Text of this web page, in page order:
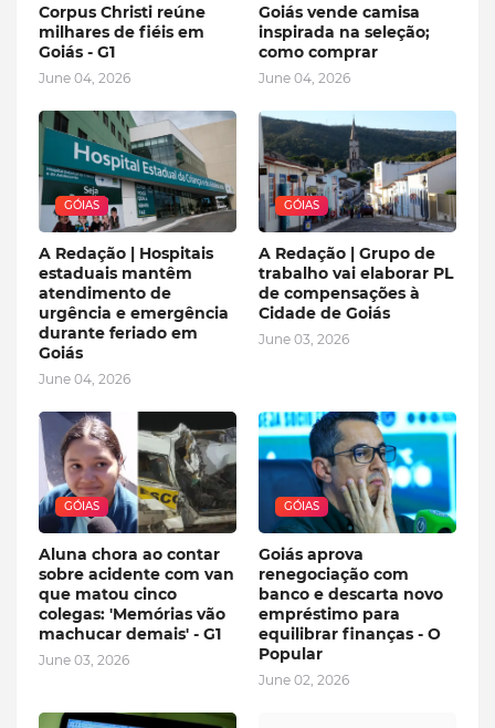
Corpus Christi reúne
milhares de fiéis em
Goiás - G1
June 04, 2026
Goiás vende camisa
inspirada na seleção;
como comprar
June 04, 2026
GÓIAS
A Redação | Hospitais
estaduais mantêm
atendimento de
urgência e emergência
durante feriado em
Goiás
June 04, 2026
GÓIAS
A Redação | Grupo de
trabalho vai elaborar PL
de compensações à
Cidade de Goiás
June 03, 2026
GÓIAS
Aluna chora ao contar
sobre acidente com van
que matou cinco
colegas: 'Memórias vão
machucar demais' - G1
June 03, 2026
GÓIAS
Goiás aprova
renegociação com
banco e descarta novo
empréstimo para
equilibrar finanças - O
Popular
June 02, 2026